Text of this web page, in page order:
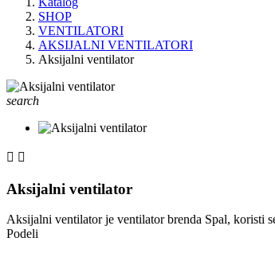
SHOP
VENTILATORI
AKSIJALNI VENTILATORI
Aksijalni ventilator
search
 
Aksijalni ventilator
Aksijalni ventilator je ventilator brenda Spal, koristi
Podeli